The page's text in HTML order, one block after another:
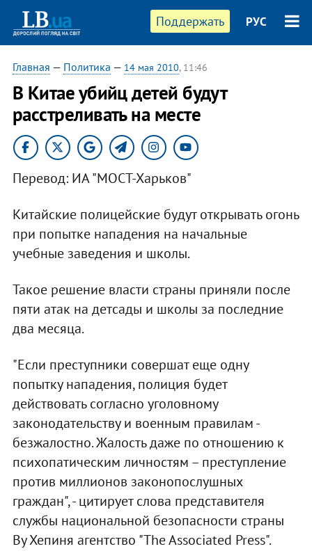
Поддержать РУС
Главная — Политика — 14 мая 2010, 11:46
В Китае убийц детей будут
расстреливать на месте
Перевод: ИА "МОСТ-Харьков"
Китайские полицейские будут открывать огонь
при попытке нападения на начальные
учебные заведения и школы.
Такое решение власти страны приняли после
пяти атак на детсады и школы за последние
два месяца.
"Если преступники совершат еще одну
попытку нападения, полиция будет
действовать согласно уголовному
законодательству и военным правилам -
безжалостно. Жалость даже по отношению к
психопатическим личностям – преступление
против миллионов законопослушных
граждан", - цитирует слова представителя
службы национальной безопасности страны
Ву Хепиня агентство "The Associated Press".